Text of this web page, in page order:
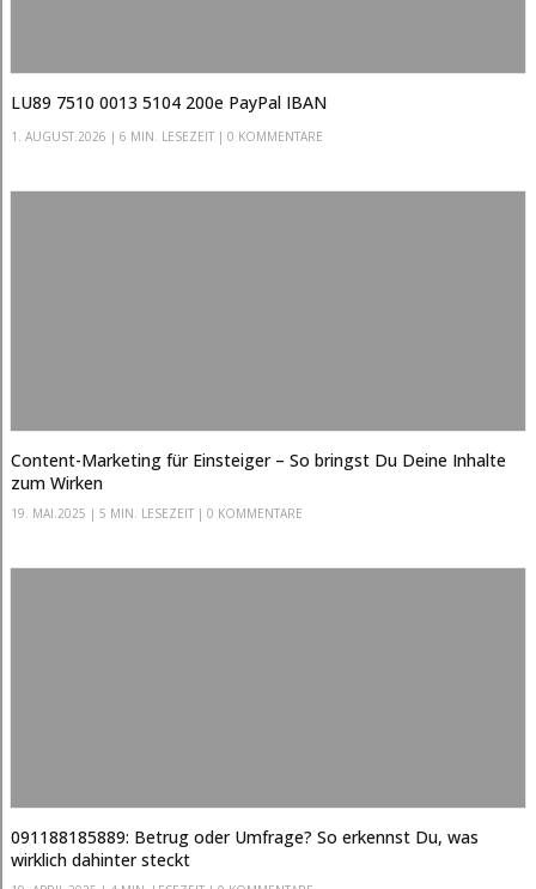
LU89 7510 0013 5104 200e PayPal IBAN
1. AUGUST.2026 | 6 MIN. LESEZEIT| 0 KOMMENTARE
Content-Marketing für Einsteiger – So bringst Du Deine Inhalte
zum Wirken
19. MAI.2025 | 5 MIN. LESEZEIT| 0 KOMMENTARE
091188185889: Betrug oder Umfrage? So erkennst Du, was
wirklich dahinter steckt